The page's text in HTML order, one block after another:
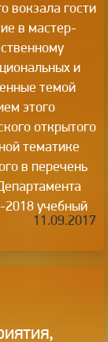
вокзала гости
в мастер-
и
темой
этого
открытого
тематике
в перечень
2018 учебный
11.09.2017